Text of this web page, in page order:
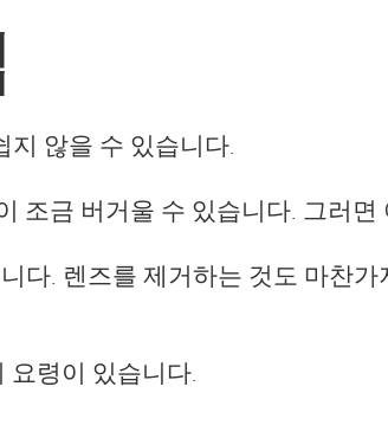
않을 수 있습니다.
조금 버거울 수 있습니다. 그러면
다. 렌즈를 제거하는 것도 마찬
요령이 있습니다.